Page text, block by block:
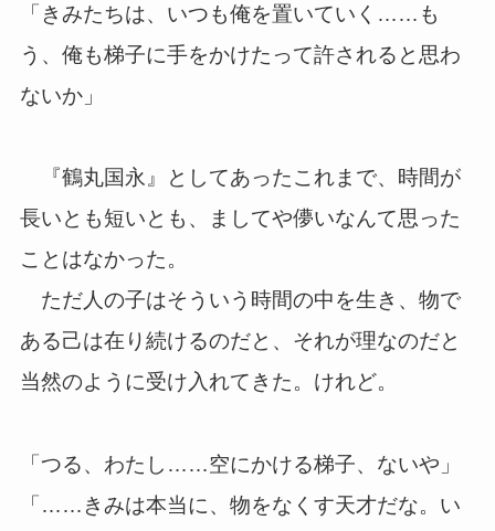
「きみたちは、いつも俺を置いていく……も
う、俺も梯子に手をかけたって許されると思わ
ないか」
『鶴丸国永』としてあったこれまで、時間が
長いとも短いとも、ましてや儚いなんて思った
ことはなかった。
ただ人の子はそういう時間の中を生き、物で
ある己は在り続けるのだと、それが理なのだと
当然のように受け入れてきた。けれど。
「つる、わたし……空にかける梯子、ないや」
「……きみは本当に、物をなくす天才だな。い